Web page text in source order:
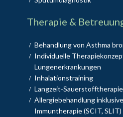
Therapie &
/ Behandlung von Asthma
/
Individuelle
Lungenerkrankungen
/ Inhalationstraining
/ Langzeit-
/ Allergiebehandlung
Immuntherapie (SCIT, SLIT)